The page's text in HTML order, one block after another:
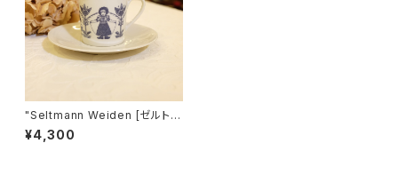
"Seltmann Weiden [ゼルトマ
ン ヴァイデン]" 60's ヴィンテ
ージ カップ＆ソーサー [CCV-
¥4,300